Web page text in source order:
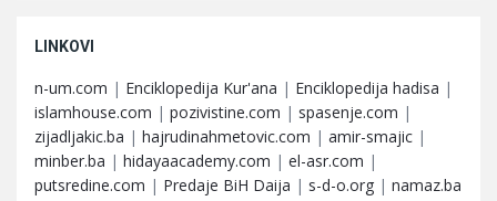
LINKOVI
n-um.com | Enciklopedija Kur'ana | Enciklopedija hadisa |
islamhouse.com | pozivistine.com | spasenje.com |
zijadljakic.ba | hajrudinahmetovic.com | amir-smajic |
minber.ba | hidayaacademy.com | el-asr.com |
putsredine.com | Predaje BiH Daija | s-d-o.org | namaz.ba